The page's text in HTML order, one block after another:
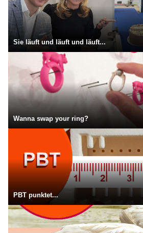
Sie läuft und läuft und läuft...
Wanna swap your ring?
PBT punktet...